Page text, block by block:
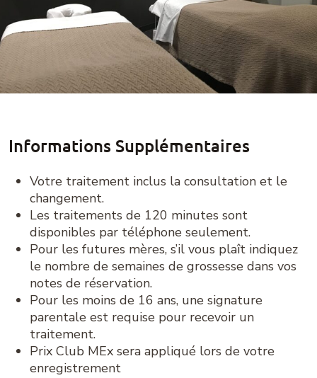
Informations Supplémentaires
Votre traitement inclus la consultation et le
changement.
Les traitements de 120 minutes sont
disponibles par téléphone seulement.
Pour les futures mères, s’il vous plaît indiquez
le nombre de semaines de grossesse dans vos
notes de réservation.
Pour les moins de 16 ans, une signature
parentale est requise pour recevoir un
traitement.
Prix Club MEx sera appliqué lors de votre
enregistrement